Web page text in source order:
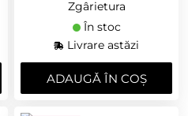
Zgârietura
În stoc
Livrare astăzi
ADAUGǍ ÎN COȘ